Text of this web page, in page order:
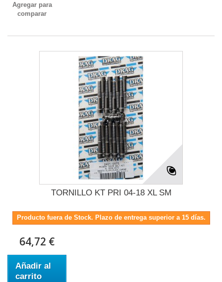
Agregar para
comparar
TORNILLO KT PRI 04-18 XL SM
Producto fuera de Stock. Plazo de entrega superior a 15 días.
64,72 €
Añadir al
carrito